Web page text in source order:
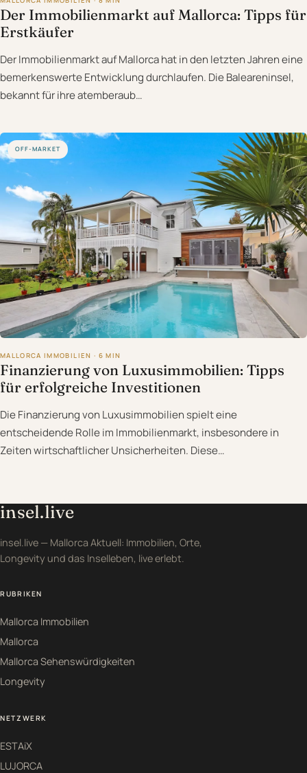
Der Immobilienmarkt auf Mallorca: Tipps für
Erstkäufer
Der Immobilienmarkt auf Mallorca hat in den letzten Jahren eine
bemerkenswerte Entwicklung durchlaufen. Die Baleareninsel,
bekannt für ihre atemberaub…
OFF-MARKET
MALLORCA IMMOBILIEN · 6 MIN
Finanzierung von Luxusimmobilien: Tipps
für erfolgreiche Investitionen
Die Finanzierung von Luxusimmobilien spielt eine
entscheidende Rolle im Immobilienmarkt, insbesondere in
Zeiten wirtschaftlicher Unsicherheiten. Diese…
insel.live
insel.live — Mallorca Aktuell: Immobilien, Orte,
Longevity und das Inselleben, live erlebt.
RUBRIKEN
Mallorca Immobilien
Mallorca
Mallorca Sehenswürdigkeiten
Longevity
NETZWERK
ESTAiX
LUJORCA